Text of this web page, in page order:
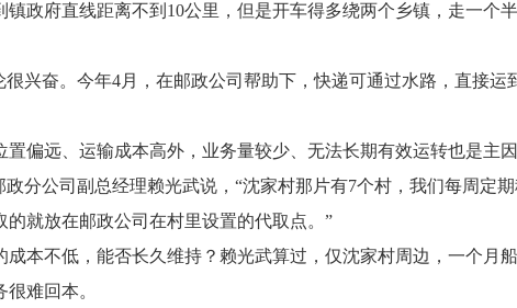
政府直线距离不到10公里，但是开车得多绕两个乡镇，走一个
兴奋。今年4月，在邮政公司帮助下，快递可通过水路，直接运
偏远、运输成本高外，业务量较少、无法长期有效运转也是主因
分公司副总经理赖光武说，“沈家村那片有7个村，我们每周定
就放在邮政公司在村里设置的代取点。”
本不低，能否长久维持？赖光武算过，仅沈家村周边，一个月
难回本。